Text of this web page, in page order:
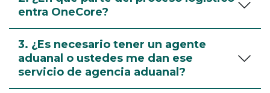
entra OneCore?
3. ¿Es necesario tener un agente
aduanal o ustedes me dan ese
servicio de agencia aduanal?